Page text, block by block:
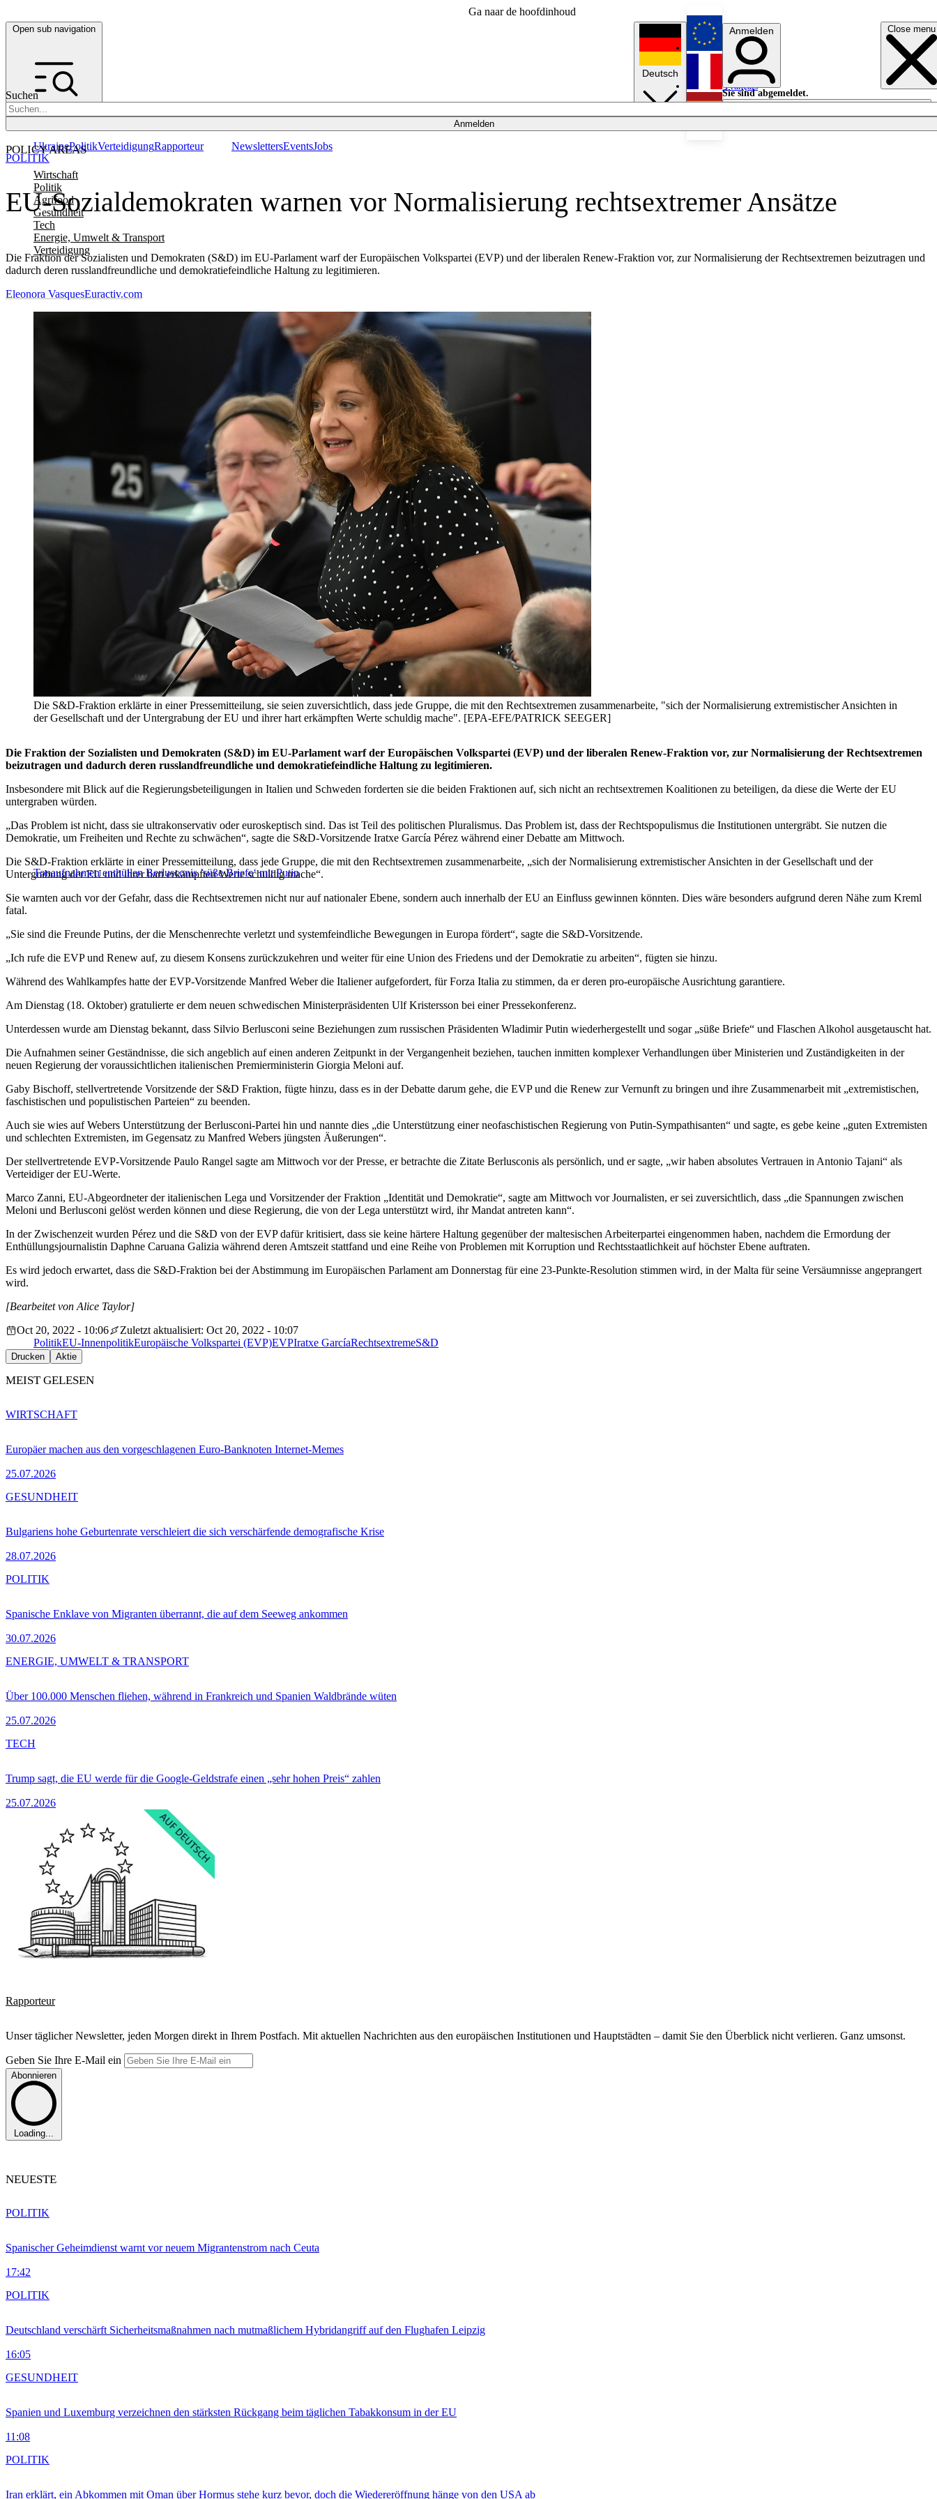
Ga naar de hoofdinhoud
Open sub navigation Close menu
Suchen
Anmelden
POLICY AREAS
Wirtschaft
Politik
Agrifood
Gesundheit
Tech
Energie, Umwelt & Transport
Verteidigung
UkrainePolitikVerteidigungRapporteur NewslettersEventsJobs
Deutsch
English
Français
Anmelden
Sie sind abgemeldet.
Anmelden
Licht aus
EU-Sozialdemokraten warnen vor Normalisierung rechtsextremer Ansätze
Die Fraktion der Sozialisten und Demokraten (S&D) im EU-Parlament warf der Europäischen Volkspartei (EVP) und der liberalen Renew-Fraktion vor, zur Normalisierung der Rechtsextremen beizutragen und
dadurch deren russlandfreundliche und demokratiefeindliche Haltung zu legitimieren.
POLITIK
Eleonora VasquesEuractiv.com
Die S&D-Fraktion erklärte in einer Pressemitteilung, sie seien zuversichtlich, dass jede Gruppe, die mit den Rechtsextremen zusammenarbeite, "sich der Normalisierung extremistischer Ansichten in
der Gesellschaft und der Untergrabung der EU und ihrer hart erkämpften Werte schuldig mache". [EPA-EFE/PATRICK SEEGER]
Die Fraktion der Sozialisten und Demokraten (S&D) im EU-Parlament warf der Europäischen Volkspartei (EVP) und der liberalen Renew-Fraktion vor, zur Normalisierung der Rechtsextremen
beizutragen und dadurch deren russlandfreundliche und demokratiefeindliche Haltung zu legitimieren.
Insbesondere mit Blick auf die Regierungsbeteiligungen in Italien und Schweden forderten sie die beiden Fraktionen auf, sich nicht an rechtsextremen Koalitionen zu beteiligen, da diese die Werte der EU
untergraben würden.
„Das Problem ist nicht, dass sie ultrakonservativ oder euroskeptisch sind. Das ist Teil des politischen Pluralismus. Das Problem ist, dass der Rechtspopulismus die Institutionen untergräbt. Sie nutzen die
Demokratie, um Freiheiten und Rechte zu schwächen“, sagte die S&D-Vorsitzende Iratxe García Pérez während einer Debatte am Mittwoch.
Tonaufnahmen enthüllen Berlusconis ’süße Briefe‘ mit Putin
Die S&D-Fraktion erklärte in einer Pressemitteilung, dass jede Gruppe, die mit den Rechtsextremen zusammenarbeite, „sich der Normalisierung extremistischer Ansichten in der Gesellschaft und der
Untergrabung der EU und ihrer hart erkämpften Werte schuldig mache“.
Sie warnten auch vor der Gefahr, dass die Rechtsextremen nicht nur auf nationaler Ebene, sondern auch innerhalb der EU an Einfluss gewinnen könnten. Dies wäre besonders aufgrund deren Nähe zum Kreml
fatal.
„Sie sind die Freunde Putins, der die Menschenrechte verletzt und systemfeindliche Bewegungen in Europa fördert“, sagte die S&D-Vorsitzende.
„Ich rufe die EVP und Renew auf, zu diesem Konsens zurückzukehren und weiter für eine Union des Friedens und der Demokratie zu arbeiten“, fügten sie hinzu.
Während des Wahlkampfes hatte der EVP-Vorsitzende Manfred Weber die Italiener aufgefordert, für Forza Italia zu stimmen, da er deren pro-europäische Ausrichtung garantiere.
Am Dienstag (18. Oktober) gratulierte er dem neuen schwedischen Ministerpräsidenten Ulf Kristersson bei einer Pressekonferenz.
Unterdessen wurde am Dienstag bekannt, dass Silvio Berlusconi seine Beziehungen zum russischen Präsidenten Wladimir Putin wiederhergestellt und sogar „süße Briefe“ und Flaschen Alkohol ausgetauscht hat.
Die Aufnahmen seiner Geständnisse, die sich angeblich auf einen anderen Zeitpunkt in der Vergangenheit beziehen, tauchen inmitten komplexer Verhandlungen über Ministerien und Zuständigkeiten in der
neuen Regierung der voraussichtlichen italienischen Premierministerin Giorgia Meloni auf.
Gaby Bischoff, stellvertretende Vorsitzende der S&D Fraktion, fügte hinzu, dass es in der Debatte darum gehe, die EVP und die Renew zur Vernunft zu bringen und ihre Zusammenarbeit mit „extremistischen,
faschistischen und populistischen Parteien“ zu beenden.
Auch sie wies auf Webers Unterstützung der Berlusconi-Partei hin und nannte dies „die Unterstützung einer neofaschistischen Regierung von Putin-Sympathisanten“ und sagte, es gebe keine „guten Extremisten
und schlechten Extremisten, im Gegensatz zu Manfred Webers jüngsten Äußerungen“.
Der stellvertretende EVP-Vorsitzende Paulo Rangel sagte am Mittwoch vor der Presse, er betrachte die Zitate Berlusconis als persönlich, und er sagte, „wir haben absolutes Vertrauen in Antonio Tajani“ als
Verteidiger der EU-Werte.
Marco Zanni, EU-Abgeordneter der italienischen Lega und Vorsitzender der Fraktion „Identität und Demokratie“, sagte am Mittwoch vor Journalisten, er sei zuversichtlich, dass „die Spannungen zwischen
Meloni und Berlusconi gelöst werden können und diese Regierung, die von der Lega unterstützt wird, ihr Mandat antreten kann“.
In der Zwischenzeit wurden Pérez und die S&D von der EVP dafür kritisiert, dass sie keine härtere Haltung gegenüber der maltesischen Arbeiterpartei eingenommen haben, nachdem die Ermordung der
Enthüllungsjournalistin Daphne Caruana Galizia während deren Amtszeit stattfand und eine Reihe von Problemen mit Korruption und Rechtsstaatlichkeit auf höchster Ebene auftraten.
Es wird jedoch erwartet, dass die S&D-Fraktion bei der Abstimmung im Europäischen Parlament am Donnerstag für eine 23-Punkte-Resolution stimmen wird, in der Malta für seine Versäumnisse angeprangert
wird.
[Bearbeitet von Alice Taylor]
Oct 20, 2022 - 10:06
Zuletzt aktualisiert: Oct 20, 2022 - 10:07
PolitikEU-InnenpolitikEuropäische Volkspartei (EVP)EVPIratxe GarcíaRechtsextremeS&D
Drucken Aktie
MEIST GELESEN
Europäer machen aus den vorgeschlagenen Euro-Banknoten Internet-Memes
25.07.2026
WIRTSCHAFT
Bulgariens hohe Geburtenrate verschleiert die sich verschärfende demografische Krise
28.07.2026
GESUNDHEIT
Spanische Enklave von Migranten überrannt, die auf dem Seeweg ankommen
30.07.2026
POLITIK
Über 100.000 Menschen fliehen, während in Frankreich und Spanien Waldbrände wüten
25.07.2026
ENERGIE, UMWELT & TRANSPORT
Trump sagt, die EU werde für die Google-Geldstrafe einen „sehr hohen Preis“ zahlen
25.07.2026
TECH
Rapporteur
Unser täglicher Newsletter, jeden Morgen direkt in Ihrem Postfach. Mit aktuellen Nachrichten aus den europäischen Institutionen und Hauptstädten – damit Sie den Überblick nicht verlieren. Ganz umsonst.
Geben Sie Ihre E-Mail ein
Abonnieren
Loading...
NEUESTE
Spanischer Geheimdienst warnt vor neuem Migrantenstrom nach Ceuta
17:42
POLITIK
Deutschland verschärft Sicherheitsmaßnahmen nach mutmaßlichem Hybridangriff auf den Flughafen Leipzig
16:05
POLITIK
Spanien und Luxemburg verzeichnen den stärksten Rückgang beim täglichen Tabakkonsum in der EU
11:08
GESUNDHEIT
Iran erklärt, ein Abkommen mit Oman über Hormus stehe kurz bevor, doch die Wiedereröffnung hänge von den USA ab
POLITIK